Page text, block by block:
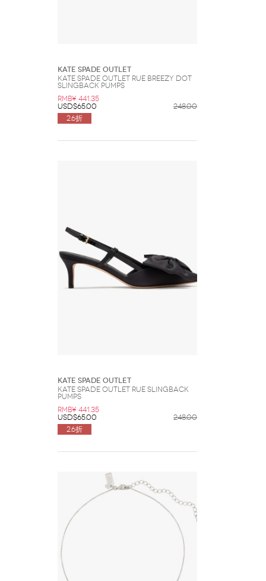
Kate Spade Outlet
Kate Spade Outlet Rue Breezy Dot
Slingback Pumps
RMB¥ 441.35
USD$65.00
248.00
2.6折
Kate Spade Outlet
Kate Spade Outlet Rue Slingback
Pumps
RMB¥ 441.35
USD$65.00
248.00
2.6折